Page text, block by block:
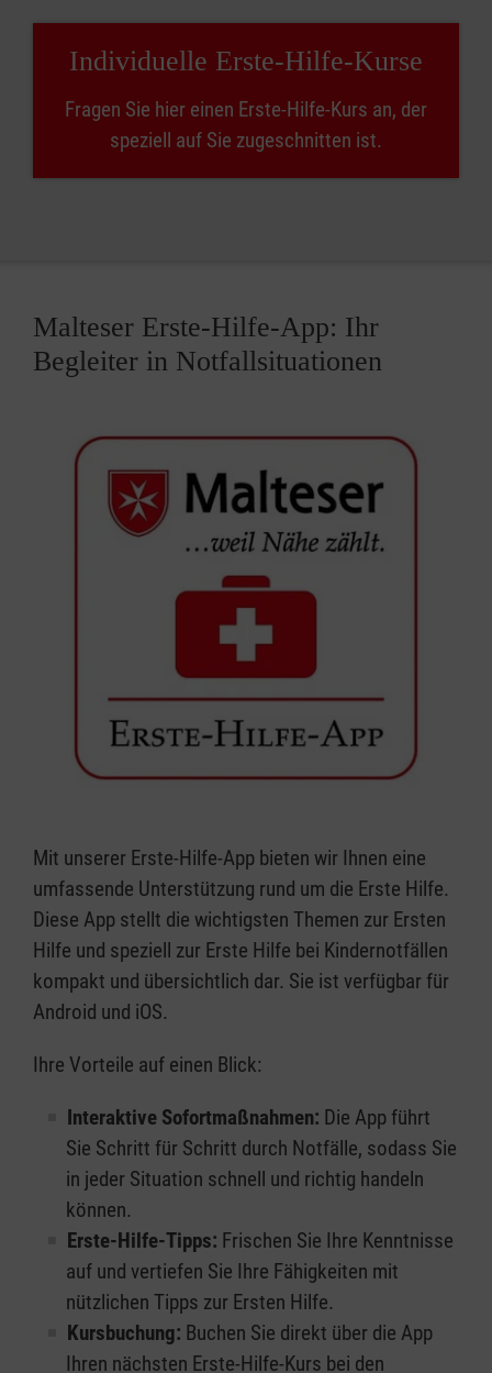
Individuelle Erste-Hilfe-Kurse
Fragen Sie hier einen Erste-Hilfe-Kurs an, der
speziell auf Sie zugeschnitten ist.
Malteser Erste-Hilfe-App: Ihr
Begleiter in Notfallsituationen
Mit unserer Erste-Hilfe-App bieten wir Ihnen eine
umfassende Unterstützung rund um die Erste Hilfe.
Diese App stellt die wichtigsten Themen zur Ersten
Hilfe und speziell zur Erste Hilfe bei Kindernotfällen
kompakt und übersichtlich dar. Sie ist verfügbar für
Android und iOS.
Ihre Vorteile auf einen Blick:
Interaktive Sofortmaßnahmen: Die App führt
Sie Schritt für Schritt durch Notfälle, sodass Sie
in jeder Situation schnell und richtig handeln
können.
Erste-Hilfe-Tipps: Frischen Sie Ihre Kenntnisse
auf und vertiefen Sie Ihre Fähigkeiten mit
nützlichen Tipps zur Ersten Hilfe.
Kursbuchung: Buchen Sie direkt über die App
Ihren nächsten Erste-Hilfe-Kurs bei den